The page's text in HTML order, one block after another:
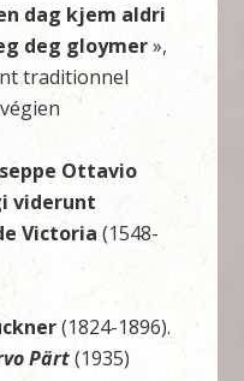
dag kjem aldri
deg gloymer»,
traditionnel
Ottavio
viderunt
Victoria (1548-
(1824-1896).
Pärt(1935)